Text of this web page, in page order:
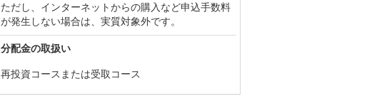
ただし、インターネットからの購入など申込手数料
が発生しない場合は、実質対象外です。
分配金の取扱い
再投資コースまたは受取コース